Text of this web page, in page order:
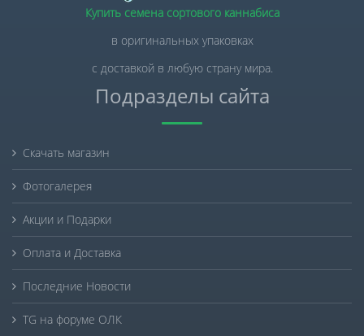
Купить семена сортового каннабиса
в оригинальных упаковках
с доставкой в любую страну мира.
Подразделы сайта
Скачать магазин
Фотогалерея
Акции и Подарки
Оплата и Доставка
Последние Новости
TG на форуме ОЛК